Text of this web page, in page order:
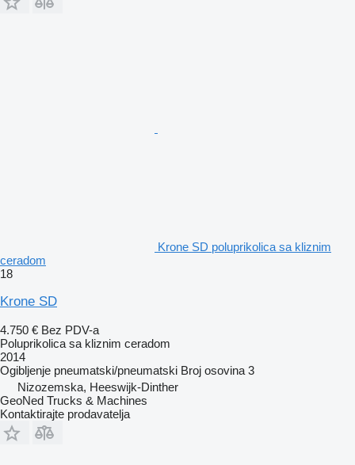
Krone SD poluprikolica sa kliznim
ceradom
18
Krone SD
4.750 € Bez PDV-a
Poluprikolica sa kliznim ceradom
2014
Ogibljenje pneumatski/pneumatski Broj osovina 3
Nizozemska, Heeswijk-Dinther
GeoNed Trucks & Machines
Kontaktirajte prodavatelja